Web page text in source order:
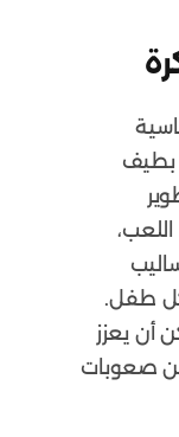
بطيف
طفل.
أن يعزز
صعوبات